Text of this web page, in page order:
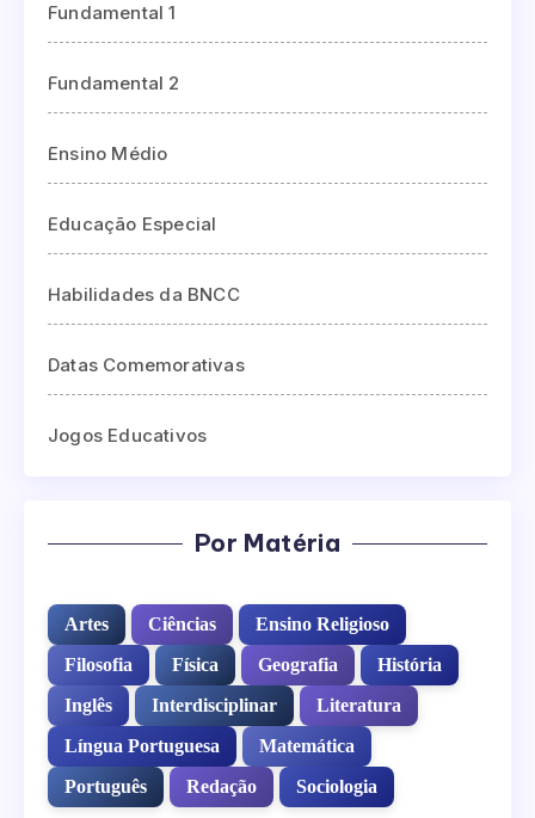
Fundamental 1
Fundamental 2
Ensino Médio
Educação Especial
Habilidades da BNCC
Datas Comemorativas
Jogos Educativos
Por Matéria
Artes Ciências
Ensino Religioso
Filosofia
Física Geografia
História
Inglês
Interdisciplinar
Literatura
Língua Portuguesa
Matemática
Português
Redação Sociologia